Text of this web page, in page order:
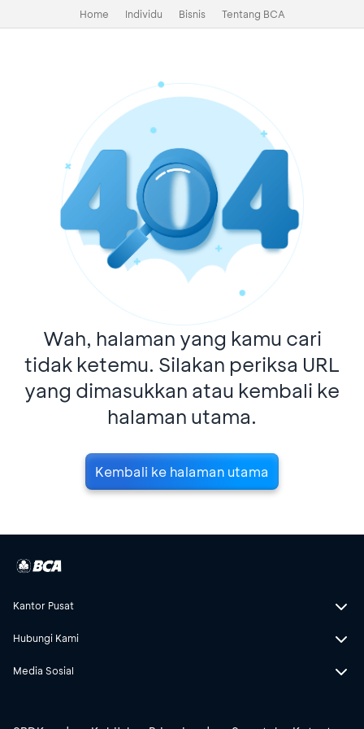
Home Individu Bisnis Tentang BCA
Wah, halaman yang kamu cari
tidak ketemu. Silakan periksa URL
yang dimasukkan atau kembali ke
halaman utama.
Kembali ke halaman utama
Kantor Pusat
Hubungi Kami
Media Sosial